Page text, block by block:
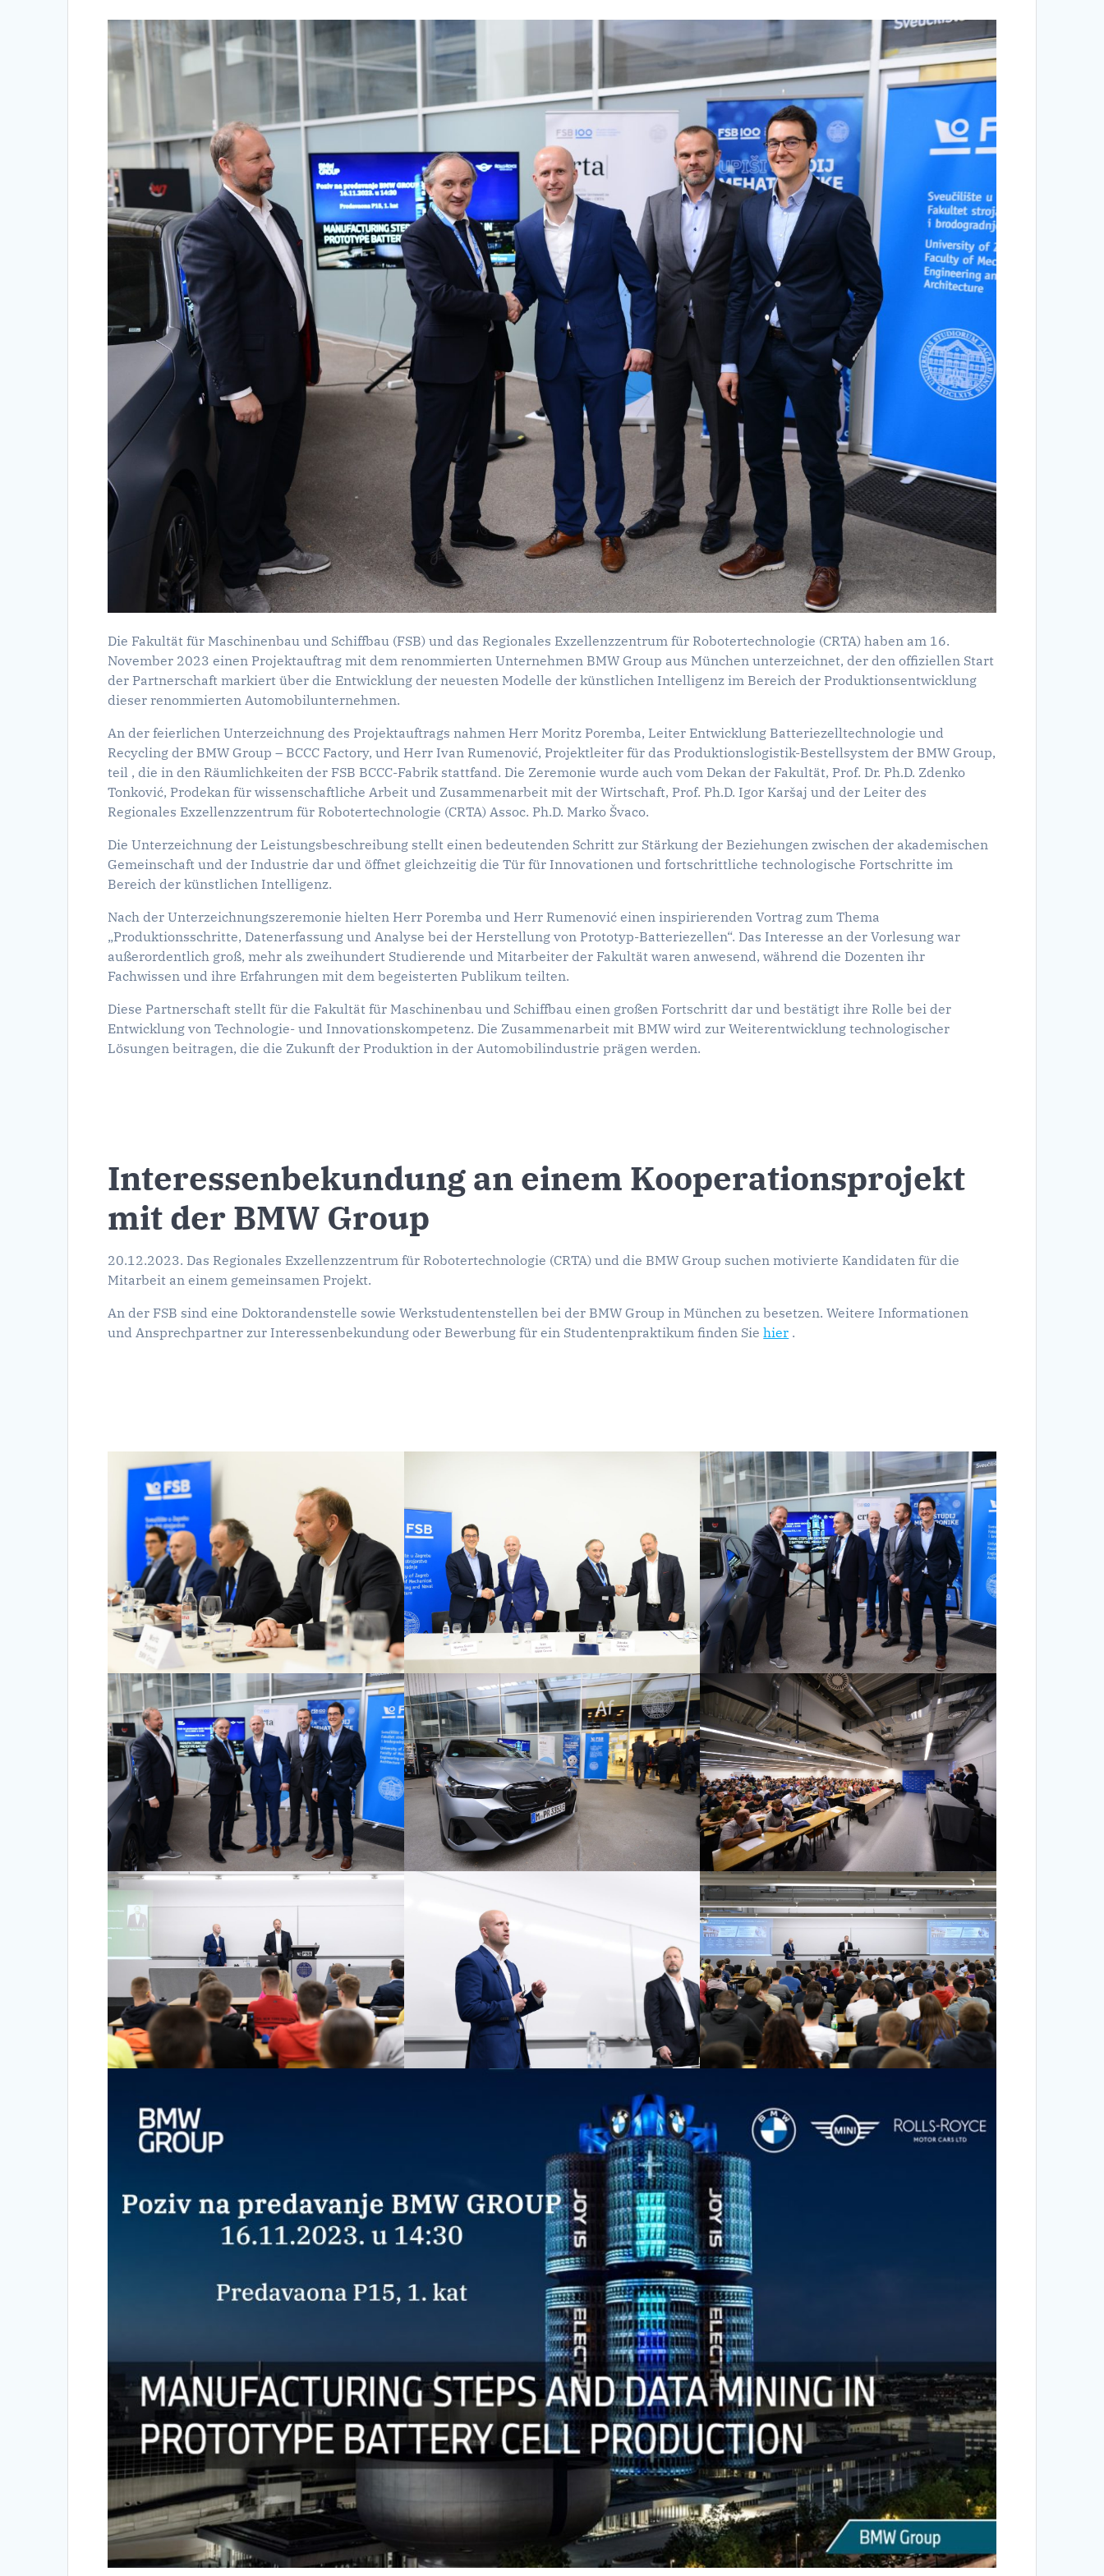
Die Fakultät für Maschinenbau und Schiffbau (FSB) und das Regionales Exzellenzzentrum für Robotertechnologie (CRTA) haben am 16.
November 2023 einen Projektauftrag mit dem renommierten Unternehmen BMW Group aus München unterzeichnet, der den offiziellen Start
der Partnerschaft markiert über die Entwicklung der neuesten Modelle der künstlichen Intelligenz im Bereich der Produktionsentwicklung
dieser renommierten Automobilunternehmen.
An der feierlichen Unterzeichnung des Projektauftrags nahmen Herr Moritz Poremba, Leiter Entwicklung Batteriezelltechnologie und
Recycling der BMW Group – BCCC Factory, und Herr Ivan Rumenović, Projektleiter für das Produktionslogistik-Bestellsystem der BMW Group,
teil , die in den Räumlichkeiten der FSB BCCC-Fabrik stattfand. Die Zeremonie wurde auch vom Dekan der Fakultät, Prof. Dr. Ph.D. Zdenko
Tonković, Prodekan für wissenschaftliche Arbeit und Zusammenarbeit mit der Wirtschaft, Prof. Ph.D. Igor Karšaj und der Leiter des
Regionales Exzellenzzentrum für Robotertechnologie (CRTA) Assoc. Ph.D. Marko Švaco.
Die Unterzeichnung der Leistungsbeschreibung stellt einen bedeutenden Schritt zur Stärkung der Beziehungen zwischen der akademischen
Gemeinschaft und der Industrie dar und öffnet gleichzeitig die Tür für Innovationen und fortschrittliche technologische Fortschritte im
Bereich der künstlichen Intelligenz.
Nach der Unterzeichnungszeremonie hielten Herr Poremba und Herr Rumenović einen inspirierenden Vortrag zum Thema
„Produktionsschritte, Datenerfassung und Analyse bei der Herstellung von Prototyp-Batteriezellen“. Das Interesse an der Vorlesung war
außerordentlich groß, mehr als zweihundert Studierende und Mitarbeiter der Fakultät waren anwesend, während die Dozenten ihr
Fachwissen und ihre Erfahrungen mit dem begeisterten Publikum teilten.
Diese Partnerschaft stellt für die Fakultät für Maschinenbau und Schiffbau einen großen Fortschritt dar und bestätigt ihre Rolle bei der
Entwicklung von Technologie- und Innovationskompetenz. Die Zusammenarbeit mit BMW wird zur Weiterentwicklung technologischer
Lösungen beitragen, die die Zukunft der Produktion in der Automobilindustrie prägen werden.
Interessenbekundung an einem Kooperationsprojekt
mit der BMW Group
20.12.2023. Das Regionales Exzellenzzentrum für Robotertechnologie (CRTA) und die BMW Group suchen motivierte Kandidaten für die
Mitarbeit an einem gemeinsamen Projekt.
An der FSB sind eine Doktorandenstelle sowie Werkstudentenstellen bei der BMW Group in München zu besetzen. Weitere Informationen
und Ansprechpartner zur Interessenbekundung oder Bewerbung für ein Studentenpraktikum finden Siehier .